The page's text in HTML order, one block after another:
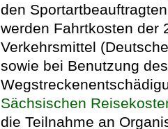
den
werden Fahrtkosten der
Verkehrsmittel
sowie bei Benutzung
Sächsischen
die Teilnahme an